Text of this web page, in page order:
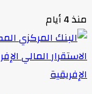
4 أيام